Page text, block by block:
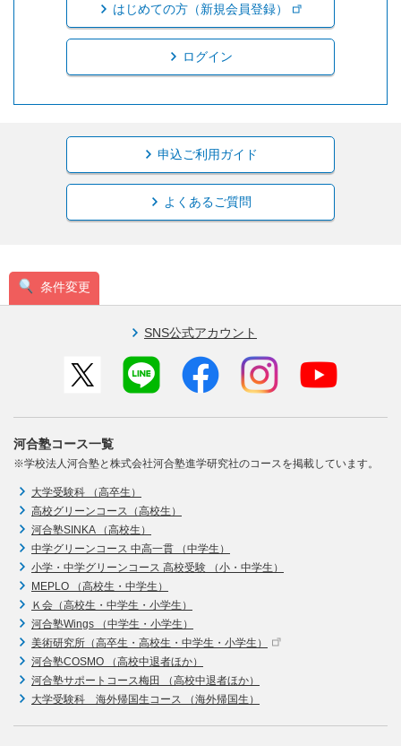
はじめての方（新規会員登録）
ログイン
申込ご利用ガイド
よくあるご質問
条件変更
SNS公式アカウント
河合塾コース一覧
※学校法人河合塾と株式会社河合塾進学研究社のコースを掲載しています。
大学受験科 （高卒生）
高校グリーンコース（高校生）
河合塾SINKA （高校生）
中学グリーンコース 中高一貫 （中学生）
小学・中学グリーンコース 高校受験 （小・中学生）
MEPLO （高校生・中学生）
Ｋ会（高校生・中学生・小学生）
河合塾Wings （中学生・小学生）
美術研究所（高卒生・高校生・中学生・小学生）
河合塾COSMO （高校中退者ほか）
河合塾サポートコース梅田 （高校中退者ほか）
大学受験科 海外帰国生コース （海外帰国生）